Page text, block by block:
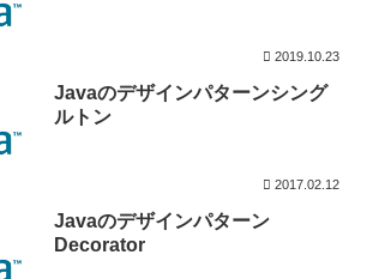
2019.10.23
Javaのデザインパターンシング
ルトン
2017.02.12
Javaのデザインパターン
Decorator